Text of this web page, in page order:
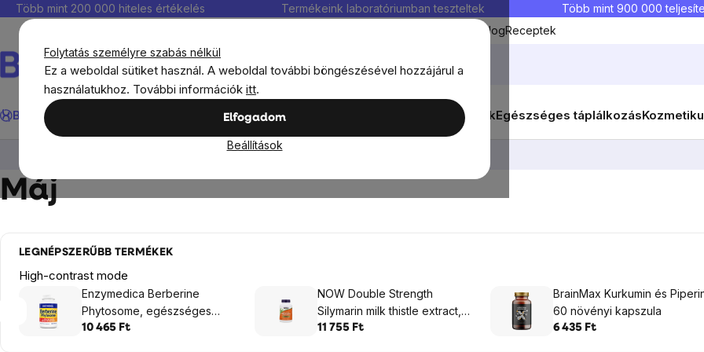
Folytatás személyre szabás nélkül
Ez a weboldal sütiket használ. A weboldal további böngészésével hozzájárul a
használatukhoz. További információk itt.
Elfogadom
Beállítások
Ugrás
tartalomhoz
Több mint 200 000 hiteles értékelés Termékeink laboratóriumban teszteltek Több mint 900 000
BlogReceptek
Keresés
BrainMax® KedvezményekÉtrendkiegészítők ÉlelmiszerekEgészséges táplálkozás
Szervezet részei (szervek)
Máj
LEGNÉPSZERŰBB TERMÉKEK
High-contrast mode
Enzymedica Berberine
Phytosome, egészséges
anyagcsere, 60 kapszula
10 465 Ft
NOW Double Strength
Silymarin milk thistle extract,
300 mg, 200 növényi
11 755 Ft
BrainMax Kurkumin és
60 növényi kapszula
6 435 Ft